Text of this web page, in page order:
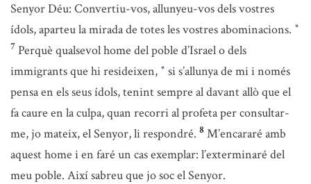
Senyor Déu: Convertiu-vos, allunyeu-vos dels vostres
ídols, aparteu la mirada de totes les vostres abominacions. *
7 Perquè qualsevol home del poble d’Israel o dels
immigrants que hi resideixen, * si s’allunya de mi i només
pensa en els seus ídols, tenint sempre al davant allò que el
fa caure en la culpa, quan recorri al profeta per consultar-
me, jo mateix, el Senyor, li respondré. 8 M’encararé amb
aquest home i en faré un cas exemplar: l’exterminaré del
meu poble. Així sabreu que jo soc el Senyor.